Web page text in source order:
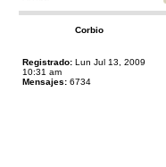
Corbio
Registrado: Lun Jul 13, 2009
10:31 am
Mensajes: 6734